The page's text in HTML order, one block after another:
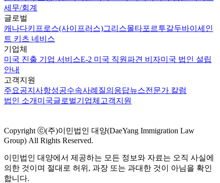
세무/회계
글로벌
캐나다키프로스(사이프러스)그리스몰타포르투갈두바이 세인
트 키츠 네비스
기업체
미국 진출 기업 서비스E-2 미국 직원파견 비자미국 법인 설립
안내
고객지원
주요공지사항성공수속사례 질의응답뉴스전문가 칼럼
법인 소개 미국글로벌기업체 고객지원
Copyright ⓒ(주)이민법인 대양(DaeYang Immigration Law
Group) All Rights Reserved.
이민법인 대양에서 제공하는 모든 정보와 자료는 오직 사실에
의한 것이며 절대로 허위, 과장 또는 과대한 것이 아님을 확인
합니다.